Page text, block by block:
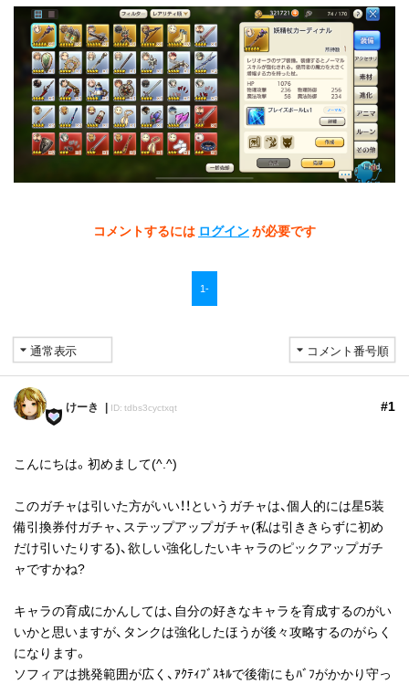
コメントするには ログインが必要です
1-
けーき ID: tdbs3cyctxqt #1
こんにちは。初めまして(^.^)
このガチャは引いた方がいい！！というガチャは、個人的には星5装
備引換券付ガチャ、ステップアップガチャ(私は引ききらずに初め
だけ引いたりする)、欲しい強化したいキャラのピックアップガチ
ャですかね?
キャラの育成にかんしては、自分の好きなキャラを育成するのがい
いかと思いますが、タンクは強化したほうが後々攻略するのがらく
になります。
ソフィアは挑発範囲が広く、ｱｸﾃｨﾌﾞｽｷﾙで後衛にもﾊﾞﾌがかかり守っ